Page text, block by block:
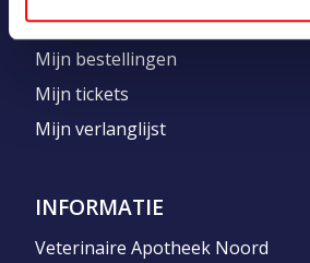
Registreren
Mijn bestellingen
Mijn tickets
Mijn verlanglijst
INFORMATIE
Veterinaire Apotheek Noord